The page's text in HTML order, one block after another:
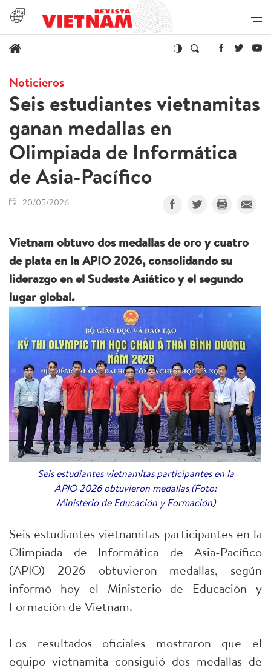
Noticieros
Seis estudiantes vietnamitas
ganan medallas en
Olimpiada de Informática
de Asia-Pacífico
20/05/2026
Vietnam obtuvo dos medallas de oro y cuatro
de plata en la APIO 2026, consolidando su
liderazgo en el Sudeste Asiático y el segundo
lugar global.
Seis estudiantes vietnamitas participantes en la
APIO 2026 obtuvieron medallas (Foto:
Ministerio de Educación y Formación)
Seis estudiantes vietnamitas participantes en la
Olimpiada de Informática de Asia-Pacífico
(APIO) 2026 obtuvieron medallas, según
informó hoy el Ministerio de Educación y
Formación de Vietnam.
Los resultados oficiales mostraron que el
equipo vietnamita consiguió dos medallas de